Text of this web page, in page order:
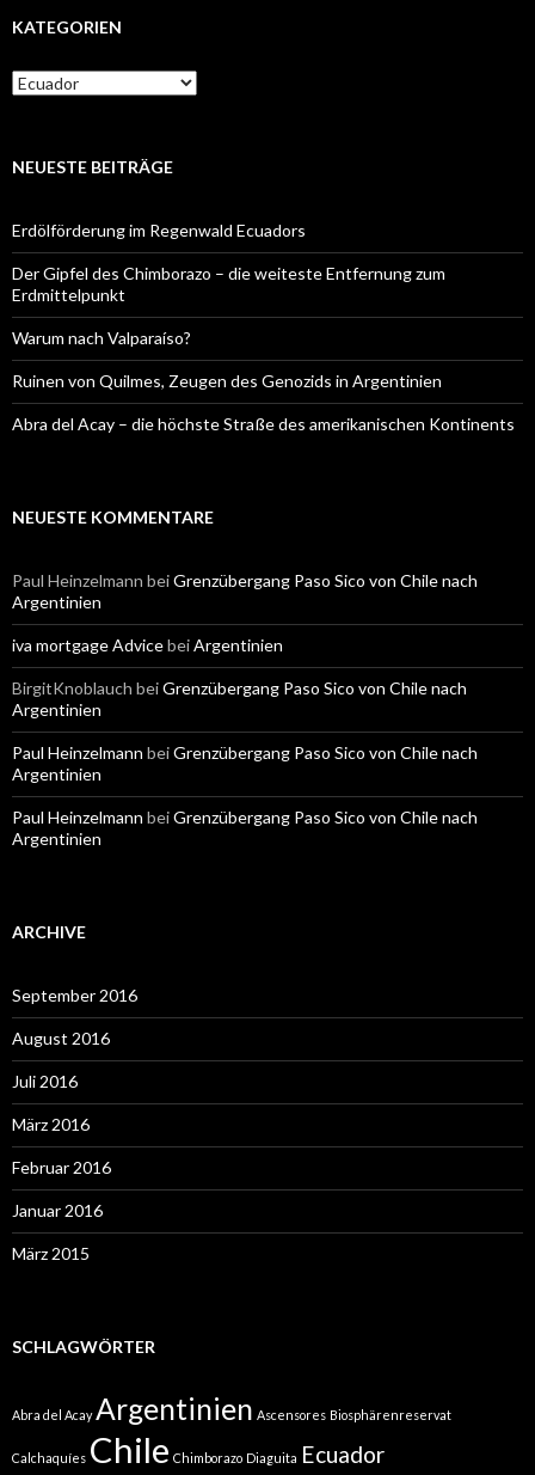
KATEGORIEN
Kategorien
NEUESTE BEITRÄGE
Erdölförderung im Regenwald Ecuadors
Der Gipfel des Chimborazo – die weiteste Entfernung zum
Erdmittelpunkt
Warum nach Valparaíso?
Ruinen von Quilmes, Zeugen des Genozids in Argentinien
Abra del Acay – die höchste Straße des amerikanischen Kontinents
NEUESTE KOMMENTARE
Paul Heinzelmann beiGrenzübergang Paso Sico von Chile nach
Argentinien
iva mortgage AdvicebeiArgentinien
BirgitKnoblauch beiGrenzübergang Paso Sico von Chile nach
Argentinien
Paul Heinzelmann beiGrenzübergang Paso Sico von Chile nach
Argentinien
Paul Heinzelmann beiGrenzübergang Paso Sico von Chile nach
Argentinien
ARCHIVE
September 2016
August 2016
Juli 2016
März 2016
Februar 2016
Januar 2016
März 2015
SCHLAGWÖRTER
Abra del Acay Argentinien Ascensores Biosphärenreservat
Calchaquíes Chile Chimborazo Diaguita Ecuador